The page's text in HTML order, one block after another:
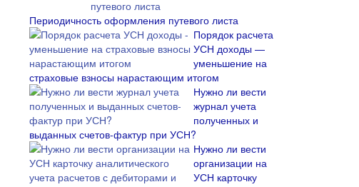
Периодичность оформления путевого листа
Порядок расчета
УСН доходы —
уменьшение на
страховые взносы нарастающим итогом
Нужно ли вести
журнал учета
полученных и
выданных счетов-фактур при УСН?
Нужно ли вести
организации на
УСН карточку